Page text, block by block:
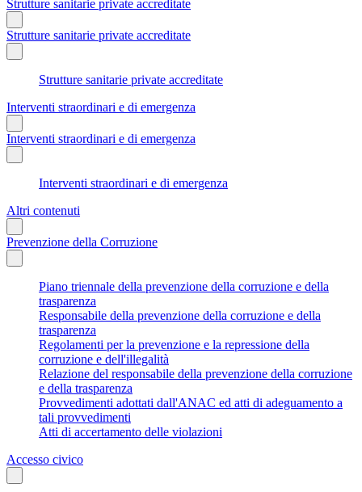
Strutture sanitarie private accreditate
Strutture sanitarie private accreditate
Strutture sanitarie private accreditate
Interventi straordinari e di emergenza
Interventi straordinari e di emergenza
Interventi straordinari e di emergenza
Altri contenuti
Prevenzione della Corruzione
Piano triennale della prevenzione della corruzione e della
trasparenza
Responsabile della prevenzione della corruzione e della
trasparenza
Regolamenti per la prevenzione e la repressione della
corruzione e dell'illegalità
Relazione del responsabile della prevenzione della corruzione
e della trasparenza
Provvedimenti adottati dall'ANAC ed atti di adeguamento a
tali provvedimenti
Atti di accertamento delle violazioni
Accesso civico